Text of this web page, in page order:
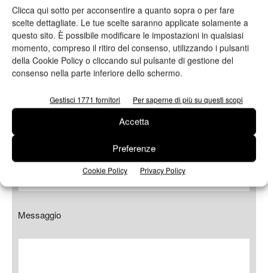
Clicca qui sotto per acconsentire a quanto sopra o per fare
scelte dettagliate. Le tue scelte saranno applicate solamente a
questo sito. È possibile modificare le impostazioni in qualsiasi
momento, compreso il ritiro del consenso, utilizzando i pulsanti
della Cookie Policy o cliccando sul pulsante di gestione del
consenso nella parte inferiore dello schermo.
Gestisci 1771 fornitori Per saperne di più su questi scopi
Accetta
Preferenze
Cookie Policy Privacy Policy
E-mail*
Telefono
Messaggio